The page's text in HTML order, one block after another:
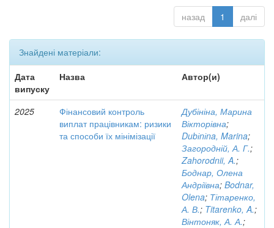
назад 1 далі
Знайдені матеріали:
Дата
випуску
Назва Автор(и)
2025
Фінансовий контроль
виплат працівникам: ризики
та способи їх мінімізації
Дубініна, Марина
Вікторівна;
Dubіnіna, Marina;
Загородній, А. Г.;
Zahorodnii, A.;
Боднар, Олена
Андріївна; Bodnar,
Olena; Тітаренко,
А. В.; Titarenko, A.;
Вінтоняк, А. А.;